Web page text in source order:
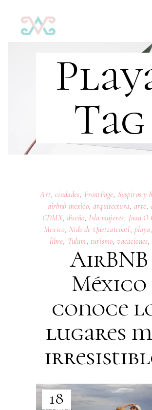
Tag
Art,ciudades FrontPage Suspiros y
airbnb mexico,arquitectura ,arte ,
CDMX,diseño Isla mujeres Juan O
Mexico Nido de Quetzatcóatl playa
libre Tulum turismo ,vacaciones
AirBNB
México
conoce
lugares
18